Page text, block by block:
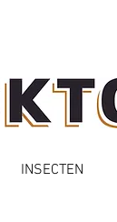
INSECTEN